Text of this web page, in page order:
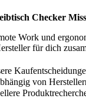
Checker
Work und
für dich
von